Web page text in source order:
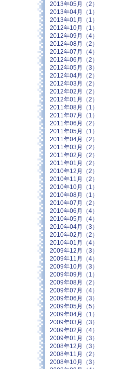
2013年05月（2）
2013年04月（1）
2013年01月（1）
2012年10月（1）
2012年09月（4）
2012年08月（2）
2012年07月（4）
2012年06月（2）
2012年05月（3）
2012年04月（2）
2012年03月（2）
2012年02月（2）
2012年01月（2）
2011年08月（1）
2011年07月（1）
2011年06月（2）
2011年05月（1）
2011年04月（2）
2011年03月（2）
2011年02月（2）
2011年01月（2）
2010年12月（2）
2010年11月（2）
2010年10月（1）
2010年08月（1）
2010年07月（2）
2010年06月（4）
2010年05月（4）
2010年04月（3）
2010年02月（2）
2010年01月（4）
2009年12月（3）
2009年11月（4）
2009年10月（3）
2009年09月（1）
2009年08月（2）
2009年07月（4）
2009年06月（3）
2009年05月（5）
2009年04月（1）
2009年03月（3）
2009年02月（4）
2009年01月（3）
2008年12月（3）
2008年11月（2）
2008年10月（3）